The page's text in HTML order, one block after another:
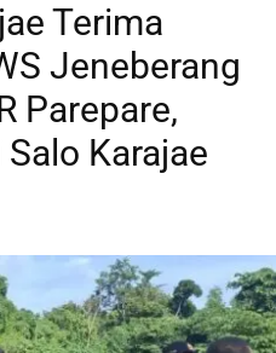
Terima
Jeneberang
Parepare,
Karajae